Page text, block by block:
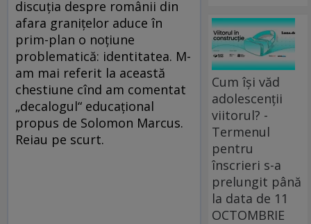
discuția despre românii din
afara granițelor aduce în
prim-plan o noțiune
problematică: identitatea. M-
am mai referit la această
chestiune cînd am comentat
„decalogul“ educațional
propus de Solomon Marcus.
Reiau pe scurt.
Cum își văd
adolescenții
viitorul? -
Termenul
pentru
înscrieri s-a
prelungit până
la data de 11
OCTOMBRIE